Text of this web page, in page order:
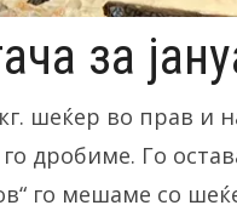
за
шеќер во прав и
дробиме. Го
го мешаме со